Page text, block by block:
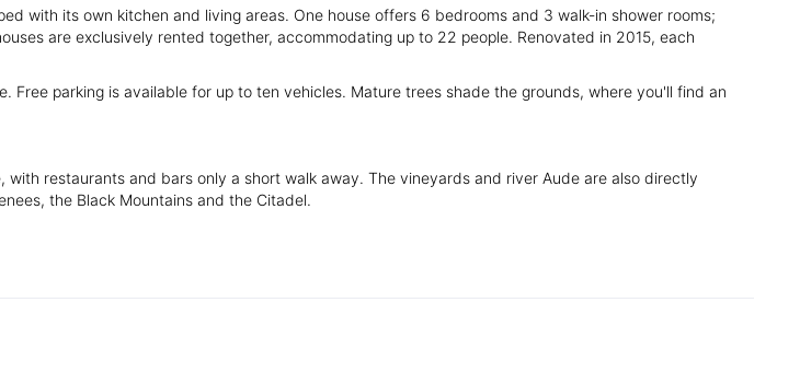
with its own kitchen and living areas. One house offers 6 bedrooms and 3 walk-in shower rooms;
are exclusively rented together, accommodating up to 22 people. Renovated in 2015, each
parking is available for up to ten vehicles. Mature trees shade the grounds, where you'll find an
restaurants and bars only a short walk away. The vineyards and river Aude are also directly
the Black Mountains and the Citadel.